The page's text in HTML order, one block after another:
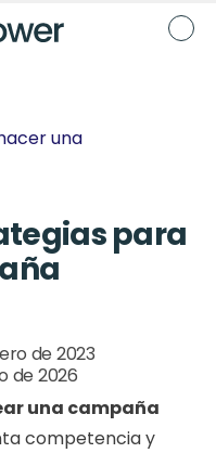
una
para
de 2023
de 2026
una campaña
competencia y